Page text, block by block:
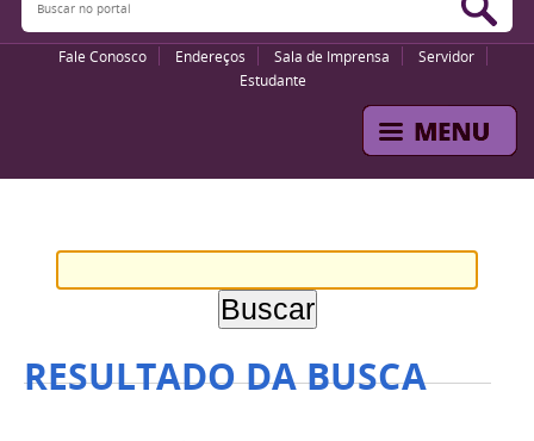
Fale Conosco Endereços Sala de Imprensa
Servidor
Estudante
RESULTADO DA BUSCA